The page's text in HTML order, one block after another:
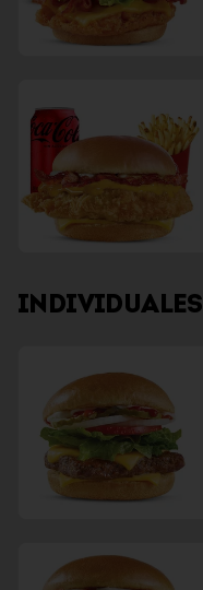
INDIVIDUALES